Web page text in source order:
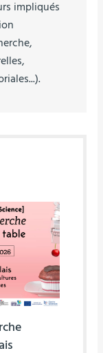
impliqués